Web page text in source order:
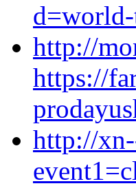
http://
https://
http://